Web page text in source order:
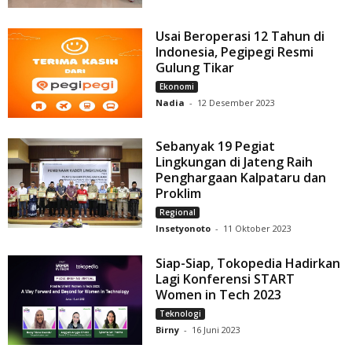
Usai Beroperasi 12 Tahun di
Indonesia, Pegipegi Resmi
Gulung Tikar
Ekonomi
Nadia - 12 Desember 2023
Sebanyak 19 Pegiat
Lingkungan di Jateng Raih
Penghargaan Kalpataru dan
Proklim
Regional
Insetyonoto - 11 Oktober 2023
Siap-Siap, Tokopedia Hadirkan
Lagi Konferensi START
Women in Tech 2023
Teknologi
Birny - 16 Juni 2023